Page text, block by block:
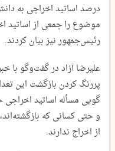
درصد اساتید اخراجی به
موضوع را جمعی از اساتید
رئیس‌جمهور نیز بیان کردند.
علیرضا آزاد در گفت‌وگو با
پررنگ کردن بازگشت این
گویی مسأله اساتید
و حتی کسانی که
از اخراج ندارند.